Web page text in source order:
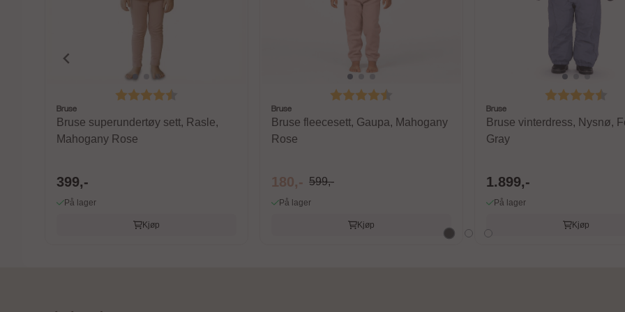
Karakter:
Bruse
Bruse superundertøy sett, Rasle,
Mahogany Rose
399,-
På lager
Kjøp
Karakter:
Bruse
Bruse fleecesett, Gaupa, Mahogany
Rose
180,- 599,-
På lager
Kjøp
Karakter:
Bruse
Bruse vinterdress, Nysnø,
Gray
1.899,-
På lager
Kjøp